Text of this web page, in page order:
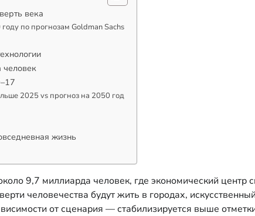
века
по прогнозам Goldman Sachs
2025 vs прогноз на 2050 год
жизнь
9,7 миллиарда человек, где экономический
человечества будут жить в городах,
от сценария — стабилизируется выше